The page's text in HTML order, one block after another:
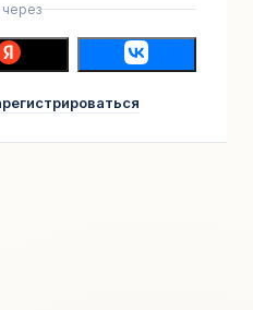
через